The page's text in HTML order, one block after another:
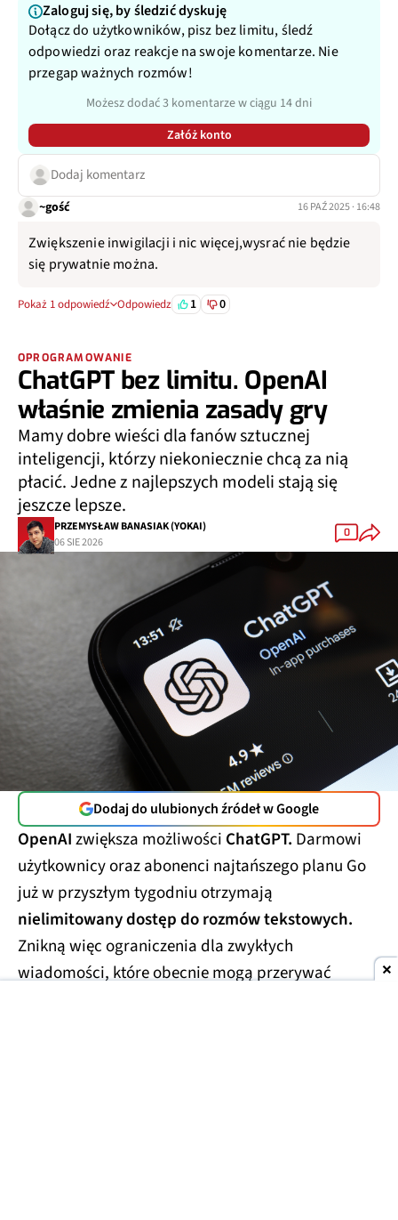
Zaloguj się, by śledzić dyskuję
Dołącz do użytkowników, pisz bez limitu, śledź
odpowiedzi oraz reakcje na swoje komentarze. Nie
przegap ważnych rozmów!
Możesz dodać 3 komentarze w ciągu 14 dni
Załóż konto
Dodaj komentarz
~gość 16 PAŹ 2025 · 16:48
Zwiększenie inwigilacji i nic więcej,wysrać nie będzie
się prywatnie można.
Pokaż 1 odpowiedź Odpowiedz 1 0
OPROGRAMOWANIE
ChatGPT bez limitu. OpenAI
właśnie zmienia zasady gry
Mamy dobre wieści dla fanów sztucznej
inteligencji, którzy niekoniecznie chcą za nią
płacić. Jedne z najlepszych modeli stają się
jeszcze lepsze.
PRZEMYSŁAW BANASIAK (YOKAI)
06 SIE 2026
0
Dodaj do ulubionych źródeł w Google
OpenAIzwiększa możliwości ChatGPT. Darmowi
użytkownicy oraz abonenci najtańszego planu Go
już w przyszłym tygodniu otrzymają
nielimitowany dostęp do rozmów tekstowych.
Znikną więc ograniczenia dla zwykłych
wiadomości, które obecnie mogą przerywać